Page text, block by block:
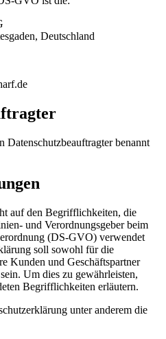
Deutschland
Datenschutzbeauftragter benannt
auf den Begrifflichkeiten, die
und Verordnungsgeber beim
(DS-GVO) verwendet
soll sowohl für die
Kunden und Geschäftspartner
Um dies zu gewährleisten,
Begrifflichkeiten erläutern.
unter anderem die